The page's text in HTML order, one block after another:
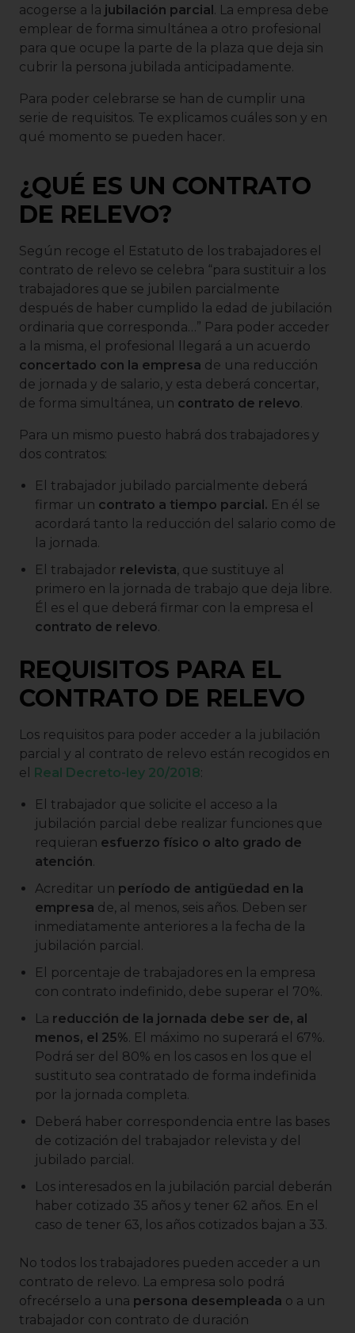
acogerse a la jubilación parcial. La empresa debe
emplear de forma simultánea a otro profesional
para que ocupe la parte de la plaza que deja sin
cubrir la persona jubilada anticipadamente.
Para poder celebrarse se han de cumplir una
serie de requisitos. Te explicamos cuáles son y en
qué momento se pueden hacer.
¿QUÉ ES UN CONTRATO
DE RELEVO?
Según recoge el Estatuto de los trabajadores el
contrato de relevo se celebra “para sustituir a los
trabajadores que se jubilen parcialmente
después de haber cumplido la edad de jubilación
ordinaria que corresponda…” Para poder acceder
a la misma, el profesional llegará a un acuerdo
concertado con la empresa de una reducción
de jornada y de salario, y esta deberá concertar,
de forma simultánea, un contrato de relevo.
Para un mismo puesto habrá dos trabajadores y
dos contratos:
El trabajador jubilado parcialmente deberá
firmar un contrato a tiempo parcial. En él se
acordará tanto la reducción del salario como de
la jornada.
El trabajador relevista, que sustituye al
primero en la jornada de trabajo que deja libre.
Él es el que deberá firmar con la empresa el
contrato de relevo.
REQUISITOS PARA EL
CONTRATO DE RELEVO
Los requisitos para poder acceder a la jubilación
parcial y al contrato de relevo están recogidos en
el Real Decreto-ley 20/2018:
El trabajador que solicite el acceso a la
jubilación parcial debe realizar funciones que
requieran esfuerzo físico o alto grado de
atención.
Acreditar un período de antigüedad en la
empresa de, al menos, seis años. Deben ser
inmediatamente anteriores a la fecha de la
jubilación parcial.
El porcentaje de trabajadores en la empresa
con contrato indefinido, debe superar el 70%.
La reducción de la jornada debe ser de, al
menos, el 25%. El máximo no superará el 67%.
Podrá ser del 80% en los casos en los que el
sustituto sea contratado de forma indefinida
por la jornada completa.
Deberá haber correspondencia entre las bases
de cotización del trabajador relevista y del
jubilado parcial.
Los interesados en la jubilación parcial deberán
haber cotizado 35 años y tener 62 años. En el
caso de tener 63, los años cotizados bajan a 33.
No todos los trabajadores pueden acceder a un
contrato de relevo. La empresa solo podrá
ofrecérselo a una persona desempleada o a un
trabajador con contrato de duración